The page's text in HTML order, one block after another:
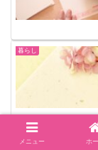
暮らし
暮らし
メニュー ホ